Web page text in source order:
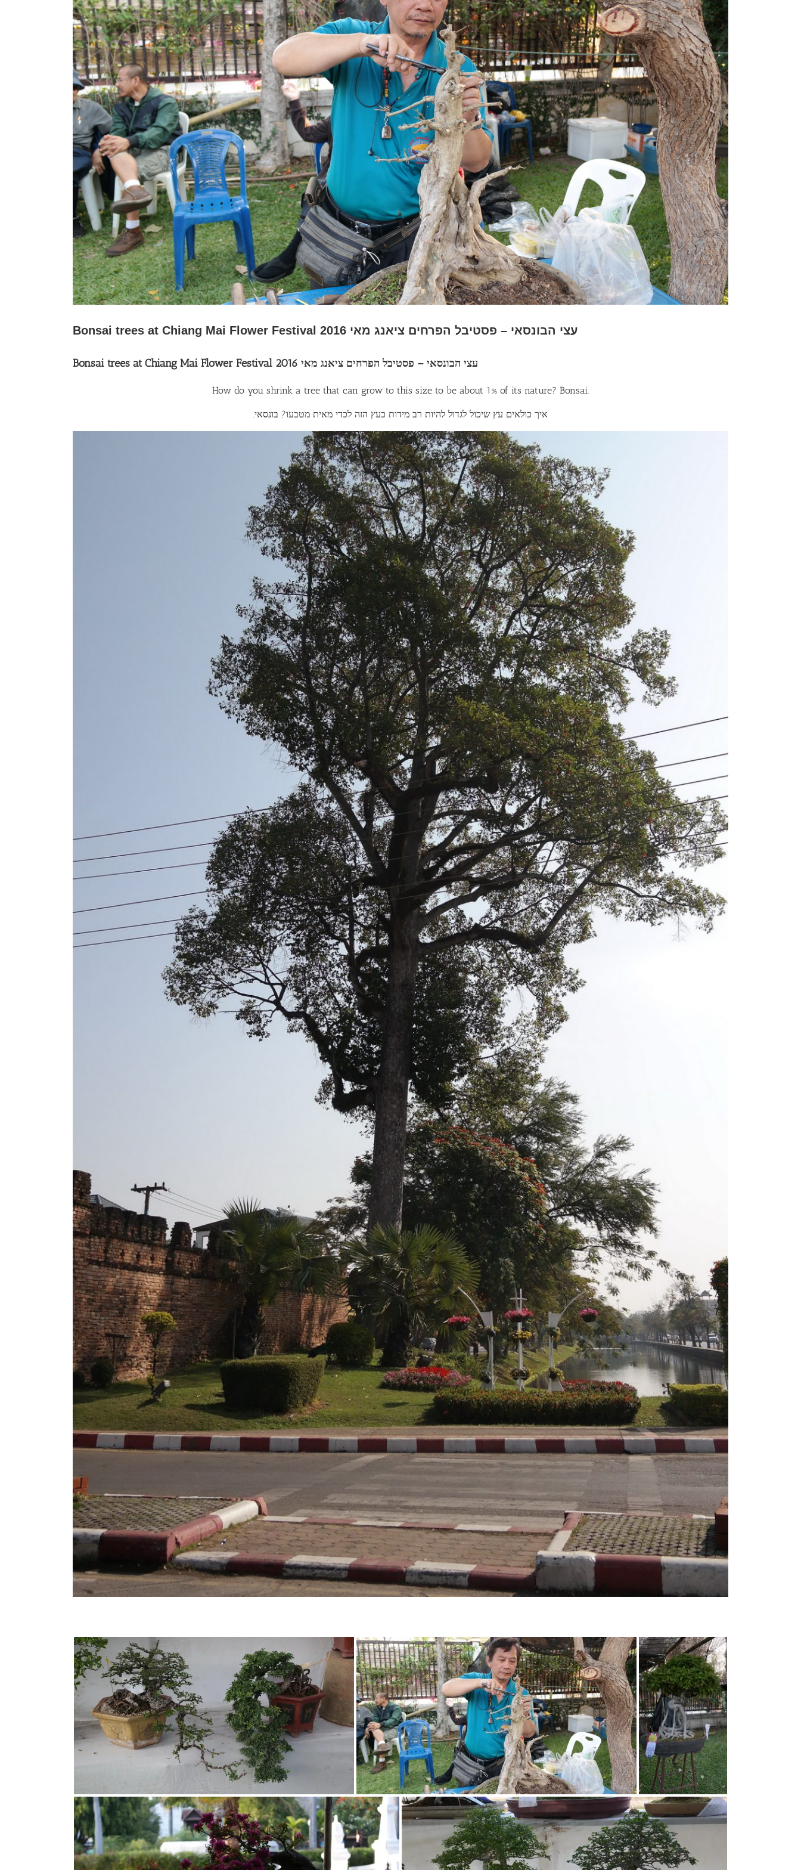
Bonsai trees at Chiang Mai Flower Festival 2016 עצי הבונסאי – פסטיבל הפרחים ציאנג מאי
Bonsai trees at Chiang Mai Flower Festival 2016 עצי הבונסאי – פסטיבל הפרחים ציאנג מאי
How do you shrink a tree that can grow to this size to be about 1% of its nature? Bonsai.
.איך כולאים עץ שיכול לגדול להיות רב מידות כעץ הזה לכדי מאית מטבעו? בונסאי